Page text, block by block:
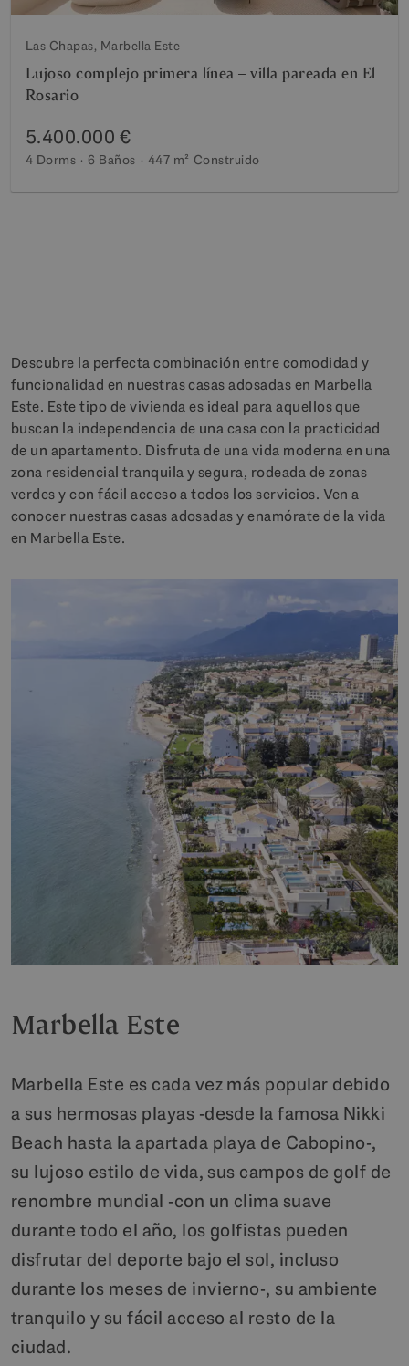
Las Chapas, Marbella Este
Lujoso complejo primera línea – villa pareada en El
Rosario
5.400.000 €
4 Dorms 6 Baños 447 m² Construido
Descubre la perfecta combinación entre comodidad y
funcionalidad en nuestras casas adosadas en Marbella
Este. Este tipo de vivienda es ideal para aquellos que
buscan la independencia de una casa con la practicidad
de un apartamento. Disfruta de una vida moderna en una
zona residencial tranquila y segura, rodeada de zonas
verdes y con fácil acceso a todos los servicios. Ven a
conocer nuestras casas adosadas y enamórate de la vida
en Marbella Este.
Marbella Este
Marbella Este es cada vez más popular debido
a sus hermosas playas -desde la famosa Nikki
Beach hasta la apartada playa de Cabopino-,
su lujoso estilo de vida, sus campos de golf de
renombre mundial -con un clima suave
durante todo el año, los golfistas pueden
disfrutar del deporte bajo el sol, incluso
durante los meses de invierno-, su ambiente
tranquilo y su fácil acceso al resto de la
ciudad.